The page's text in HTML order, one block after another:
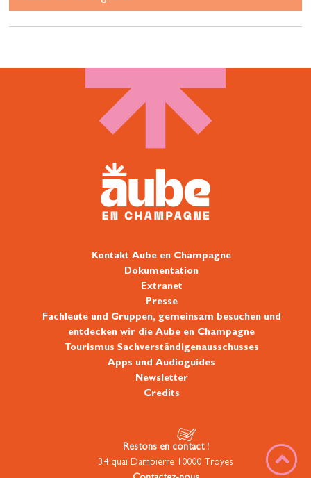
Kontakt Aube en Champagne
Dokumentation
Extranet
Presse
Fachleute und Gruppen, gemeinsam besuchen und
entdecken wir die Aube en Champagne
Tourismus Sachverständigenausschusses
Apps und Audioguides
Newsletter
Credits
Restons en contact !
34 quai Dampierre 10000 Troyes